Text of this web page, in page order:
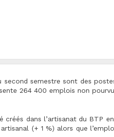
second semestre sont des
264 400 emplois non
dans l’artisanat du BTP
(+ 1 %) alors que